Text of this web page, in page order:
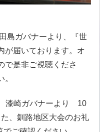
島ガバナーより、『世
が届いております。オ
で是非ご視聴くださ
漆崎ガバナーより 10
、釧路地区大会のお礼